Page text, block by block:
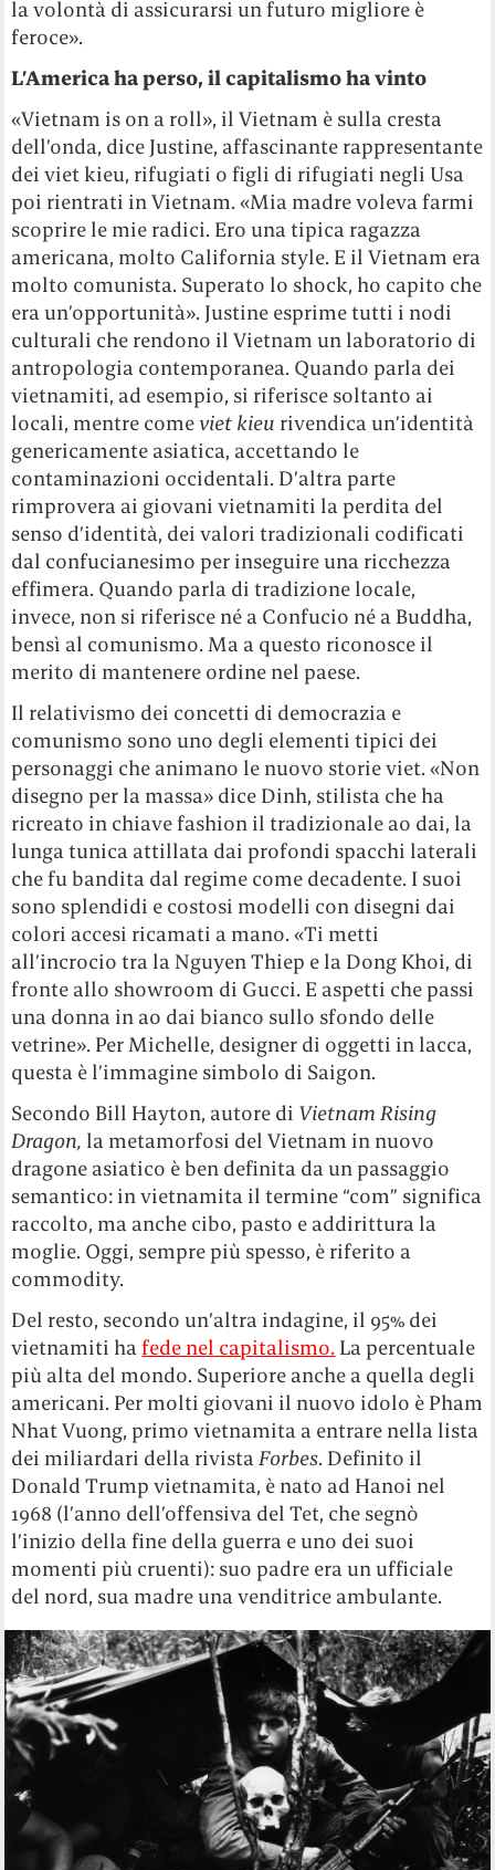
la volontà di assicurarsi un futuro migliore è
feroce».
L’America ha perso, il capitalismo ha vinto
«Vietnam is on a roll», il Vietnam è sulla cresta
dell’onda, dice Justine, affascinante rappresentante
dei viet kieu, rifugiati o figli di rifugiati negli Usa
poi rientrati in Vietnam. «Mia madre voleva farmi
scoprire le mie radici. Ero una tipica ragazza
americana, molto California style. E il Vietnam era
molto comunista. Superato lo shock, ho capito che
era un’opportunità». Justine esprime tutti i nodi
culturali che rendono il Vietnam un laboratorio di
antropologia contemporanea. Quando parla dei
vietnamiti, ad esempio, si riferisce soltanto ai
locali, mentre come viet kieu rivendica un’identità
genericamente asiatica, accettando le
contaminazioni occidentali. D’altra parte
rimprovera ai giovani vietnamiti la perdita del
senso d’identità, dei valori tradizionali codificati
dal confucianesimo per inseguire una ricchezza
effimera. Quando parla di tradizione locale,
invece, non si riferisce né a Confucio né a Buddha,
bensì al comunismo. Ma a questo riconosce il
merito di mantenere ordine nel paese.
Il relativismo dei concetti di democrazia e
comunismo sono uno degli elementi tipici dei
personaggi che animano le nuovo storie viet. «Non
disegno per la massa» dice Dinh, stilista che ha
ricreato in chiave fashion il tradizionale ao dai, la
lunga tunica attillata dai profondi spacchi laterali
che fu bandita dal regime come decadente. I suoi
sono splendidi e costosi modelli con disegni dai
colori accesi ricamati a mano. «Ti metti
all’incrocio tra la Nguyen Thiep e la Dong Khoi, di
fronte allo showroom di Gucci. E aspetti che passi
una donna in ao dai bianco sullo sfondo delle
vetrine». Per Michelle, designer di oggetti in lacca,
questa è l’immagine simbolo di Saigon.
Secondo Bill Hayton, autore di Vietnam Rising
Dragon, la metamorfosi del Vietnam in nuovo
dragone asiatico è ben definita da un passaggio
semantico: in vietnamita il termine “com” significa
raccolto, ma anche cibo, pasto e addirittura la
moglie. Oggi, sempre più spesso, è riferito a
commodity.
Del resto, secondo un’altra indagine, il 95% dei
vietnamiti hafede nel capitalismo. La percentuale
più alta del mondo. Superiore anche a quella degli
americani. Per molti giovani il nuovo idolo è Pham
Nhat Vuong, primo vietnamita a entrare nella lista
dei miliardari della rivistaForbes. Definito il
Donald Trump vietnamita, è nato ad Hanoi nel
1968 (l’anno dell’offensiva del Tet, che segnò
l’inizio della fine della guerra e uno dei suoi
momenti più cruenti): suo padre era un ufficiale
del nord, sua madre una venditrice ambulante.